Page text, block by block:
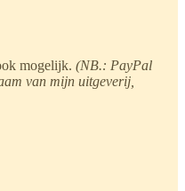
mogelijk. (NB.: PayPal
van mijn uitgeverij,